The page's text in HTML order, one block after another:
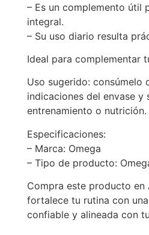
– Es un complemento útil
integral.
– Su uso diario resulta
Ideal para complementar
Uso sugerido: consúmelo
indicaciones del envase y
entrenamiento o nutrición.
Especificaciones:
– Marca: Omega
– Tipo de producto:
Compra este producto en
fortalece tu rutina con
confiable y alineada con